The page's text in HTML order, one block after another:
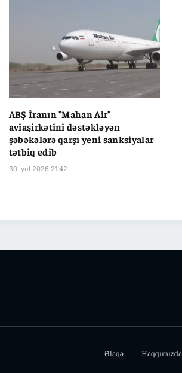
ABŞ İranın "Mahan Air"
aviaşirkətini dəstəkləyən
şəbəkələrə qarşı yeni sanksiyalar
tətbiq edib
30 İyul 2026 21:42
Əlaqə Haqqımızda